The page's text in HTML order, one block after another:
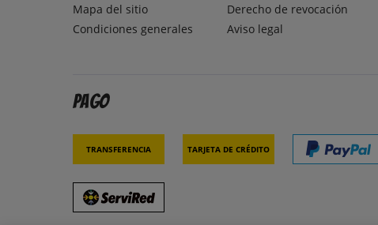
Mapa del sitio
Condiciones generales
Derecho de revocación
Aviso legal
Pago
Transferencia Tarjeta de crédito